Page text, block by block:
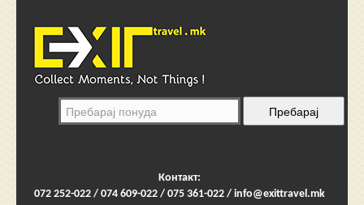
Контакт:
072 252-022 / 074 609-022 / 075 361-022 / info@exittravel.mk